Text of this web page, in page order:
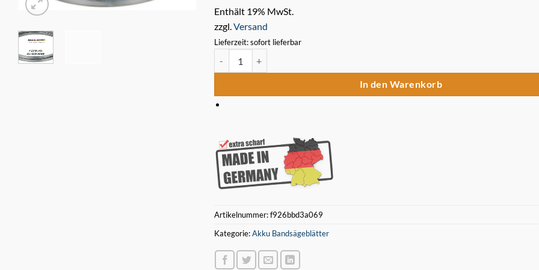
Enthält 19% MwSt.
zzgl.Versand
Lieferzeit: sofort lieferbar
In den Warenkorb
Artikelnummer:f926bbd3a069
Kategorie:Akku Bandsägeblätter